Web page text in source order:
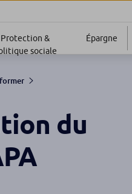
Protection &
sociale
Épargne
du